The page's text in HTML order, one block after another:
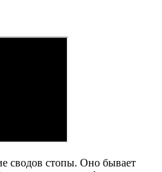
сводов стопы. Оно бывает